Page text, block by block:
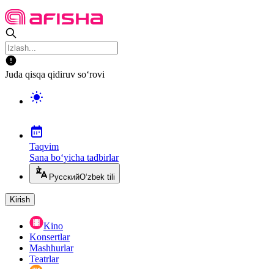
Juda qisqa qidiruv so‘rovi
Taqvim
Sana bo‘yicha tadbirlar
РусскийO‘zbek tili
Kirish
Kino
Konsertlar
Mashhurlar
Teatrlar